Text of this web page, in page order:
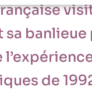
sa banlieue
de